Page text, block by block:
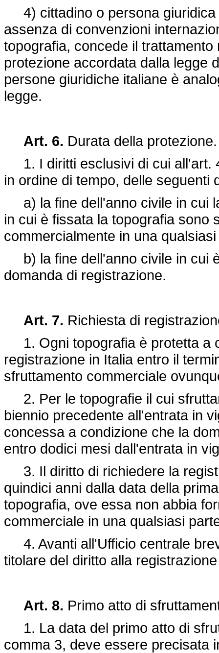
4) cittadino o persona giuridica
assenza di convenzioni
topografia, concede il
protezione accordata dalla legge
persone giuridiche italiane è
legge.
Art. 6. Durata della protezione.
1. I diritti esclusivi di cui all'art.
in ordine di tempo, delle seguenti
a) la fine dell'anno civile in cui
in cui è fissata la topografia sono
commercialmente in una
b) la fine dell'anno civile in cui
domanda di registrazione.
Art. 7. Richiesta di
1. Ogni topografia è protetta a
registrazione in Italia entro il
sfruttamento commerciale
2. Per le topografie il cui
biennio precedente all'entrata in
concessa a condizione che la
entro dodici mesi dall'entrata in
3. Il diritto di richiedere la
quindici anni dalla data della
topografia, ove essa non abbia
commerciale in una qualsiasi
4. Avanti all'Ufficio centrale
titolare del diritto alla
Art. 8. Primo atto di
1. La data del primo atto di
comma 3, deve essere precisata